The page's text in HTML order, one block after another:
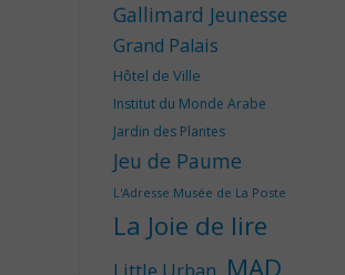
Gallimard Jeunesse
Grand Palais
Hôtel de Ville
Institut du Monde Arabe
Jardin des Plantes
Jeu de Paume
L'Adresse Musée de La Poste
La Joie de lire
MAD